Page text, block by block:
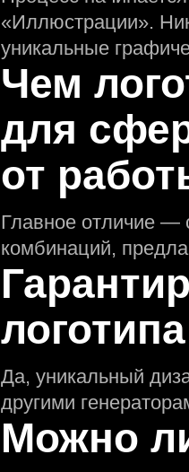
«Иллюстрации».
уникальные
Чем
для
от
Главное отличие —
комбинаций,
Да, уникальный
другими
Можно